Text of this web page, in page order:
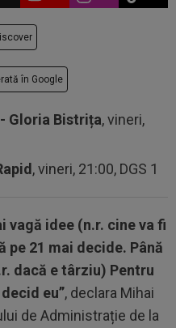
în Google
Gloria Bistrița, vineri,
, vineri, 21:00, DGS 1
vagă idee (n.r. cine va fi
pe 21 mai decide. Până
dacă e târziu) Pentru
eu”, declara Mihai
de Administrație de la